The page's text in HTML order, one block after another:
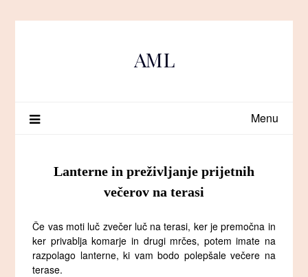
AML
Menu
Lanterne in preživljanje prijetnih
večerov na terasi
Če vas moti luč zvečer luč na terasi, ker je premočna in
ker privablja komarje in drugi mrčes, potem imate na
razpolago lanterne, ki vam bodo polepšale večere na
terase.